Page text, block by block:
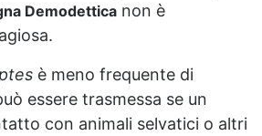
Demodettica non è
è meno frequente di
essere trasmessa se un
con animali selvatici o altri